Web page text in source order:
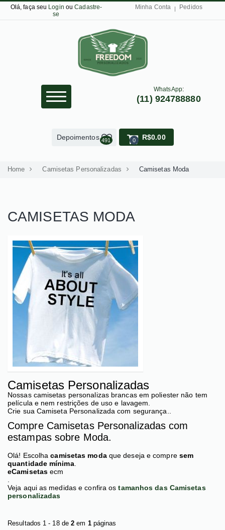
Olá, faça seu Login ouCadastre-
se
Minha Conta Pedidos
WhatsApp:
(11) 924788880
Depoimentos491 0 R$0.00
Home Camisetas Personalizadas Camisetas Moda
CAMISETAS MODA
Camisetas Personalizadas
Nossas camisetas personalizas brancas em poliester não tem
película e nem restrições de uso e lavagem.
Crie sua Camiseta Personalizada com segurança..
Compre Camisetas Personalizadas com
estampas sobre Moda.
Olá! Escolhacamisetas modaque deseja e compre sem
quantidade mínima.
eCamisetas ecm
Veja aqui as medidas e confira ostamanhos das Camisetas
personalizadas
Resultados 1 - 18 de2 em 1páginas